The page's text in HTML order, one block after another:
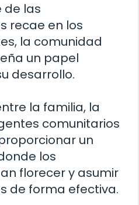
de las
recae en los
la comunidad
un papel
desarrollo.
la familia, la
comunitarios
un
los
florecer y asumir
de forma efectiva.